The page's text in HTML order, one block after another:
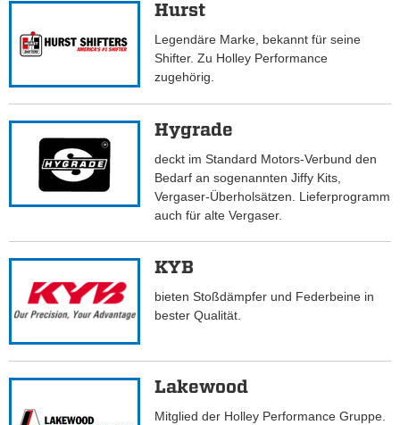
Hurst
Legendäre Marke, bekannt für seine
Shifter. Zu Holley Performance
zugehörig.
Hygrade
deckt im Standard Motors-Verbund den
Bedarf an sogenannten Jiffy Kits,
Vergaser-Überholsätzen. Lieferprogramm
auch für alte Vergaser.
KYB
bieten Stoßdämpfer und Federbeine in
bester Qualität.
Lakewood
Mitglied der Holley Performance Gruppe.